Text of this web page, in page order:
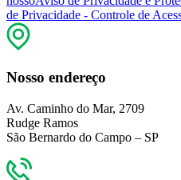
de Privacidade - Controle de
Nosso endereço
Av. Caminho do Mar, 2709
Rudge Ramos
São Bernardo do Campo – SP